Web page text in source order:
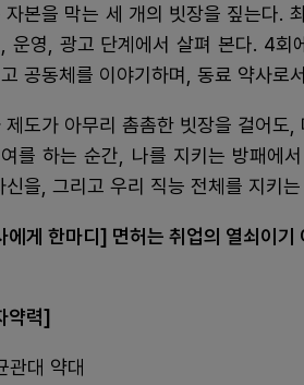
자본을 막는 세 개의 빗장을 짚는다.
운영, 광고 단계에서 살펴 본다. 4회
공동체를 이야기하며, 동료 약사로
제도가 아무리 촘촘한 빗장을 걸어도
를 하는 순간, 나를 지키는 방패에
신을, 그리고 우리 직능 전체를 지키
에게 한마디] 면허는 취업의 열쇠이
약력]
관대 약대